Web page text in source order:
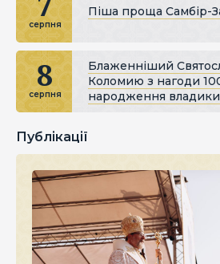
серпня
Піша проща Самбір-
8
серпня
Блаженніший
Коломию з нагоди
народження
Публікації